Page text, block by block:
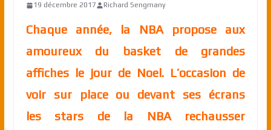
19 décembre 2017 Richard Sengmany
Chaque année, la NBA propose aux
amoureux du basket de grandes
affiches le jour de Noel. L’occasion de
voir sur place ou devant ses écrans
les stars de la NBA rechausser